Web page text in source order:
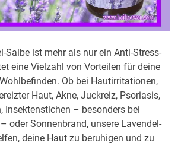
Salbe ist mehr als nur ein Anti-Stress-
eine Vielzahl von Vorteilen für deine
Ob bei Hautirritationen,
Haut, Akne, Juckreiz, Psoriasis,
Insektenstichen – besonders bei
oder Sonnenbrand, unsere Lavendel-
deine Haut zu beruhigen und zu